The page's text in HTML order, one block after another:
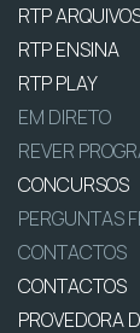
RTP
RTP ENSINA
RTP PLAY
EM DIRETO
REVER
CONCURSOS
PERGUNTAS
CONTACTOS
CONTACTOS
PROVEDORA